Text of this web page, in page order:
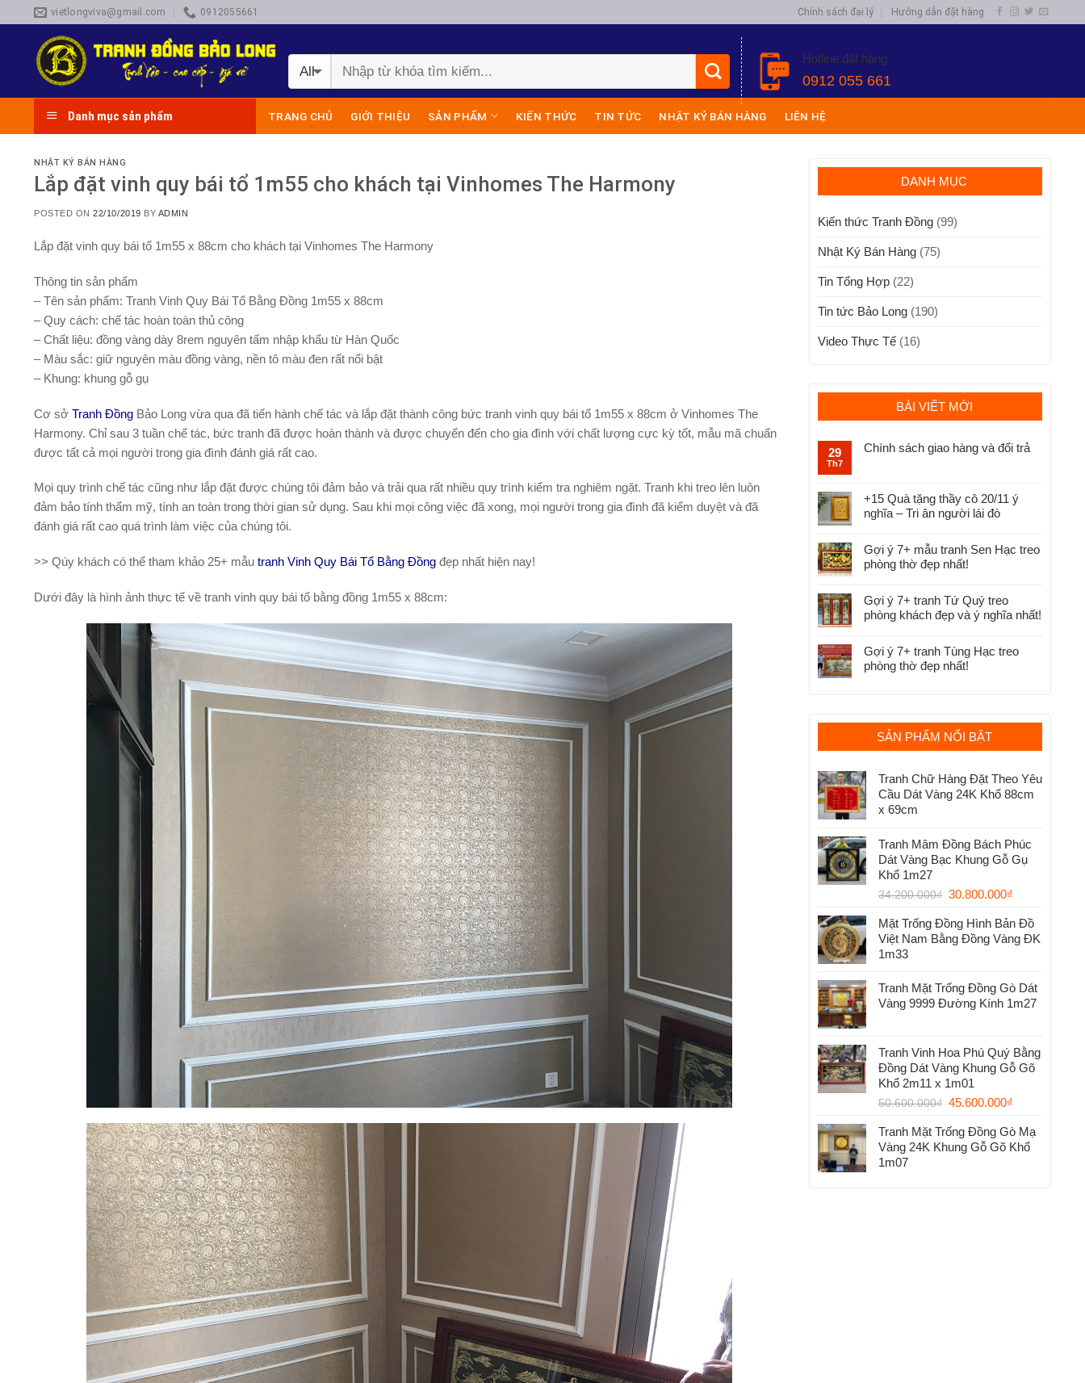
to
vietlongviva@gmail.com 0912055661 Chính sách đại lý Hướng dẫn đặt hàng
Hotline đặt hàng
0912 055 661
Danh mục sản phẩm TRANG CHỦ GIỚI THIỆU SẢN PHẨM KIẾN THỨC TIN TỨC NHẬT KÝ BÁN HÀNG LIÊN HỆ
NHẬT KÝ BÁN HÀNG
Lắp đặt vinh quy bái tổ 1m55 cho khách tại Vinhomes The Harmony
POSTED ON22/10/2019 BY ADMIN
Lắp đặt vinh quy bái tổ 1m55 x 88cm cho khách tại Vinhomes The Harmony
Thông tin sản phẩm
– Tên sản phẩm: Tranh Vinh Quy Bái Tổ Bằng Đồng 1m55 x 88cm
– Quy cách: chế tác hoàn toàn thủ công
– Chất liệu: đồng vàng dày 8rem nguyên tấm nhập khẩu từ Hàn Quốc
– Màu sắc: giữ nguyên màu đồng vàng, nền tô màu đen rất nổi bật
– Khung: khung gỗ gụ
Cơ sở Tranh Đồng Bảo Long vừa qua đã tiến hành chế tác và lắp đặt thành công bức tranh vinh quy bái tổ 1m55 x 88cm ở Vinhomes The
Harmony. Chỉ sau 3 tuần chế tác, bức tranh đã được hoàn thành và được chuyển đến cho gia đình với chất lượng cực kỳ tốt, mẫu mã chuẩn
được tất cả mọi người trong gia đình đánh giá rất cao.
Mọi quy trình chế tác cũng như lắp đặt được chúng tôi đảm bảo và trải qua rất nhiều quy trình kiểm tra nghiêm ngặt. Tranh khi treo lên luôn
đảm bảo tính thẩm mỹ, tính an toàn trong thời gian sử dụng. Sau khi mọi công việc đã xong, mọi người trong gia đình đã kiểm duyệt và đã
đánh giá rất cao quá trình làm việc của chúng tôi.
>> Qúy khách có thể tham khảo 25+ mẫu tranh Vinh Quy Bái Tổ Bằng Đồng đẹp nhất hiện nay!
Dưới đây là hình ảnh thực tế về tranh vinh quy bái tổ bằng đồng 1m55 x 88cm:
DANH MỤC
Kiến thức Tranh Đồng (99)
Nhật Ký Bán Hàng (75)
Tin Tổng Hợp (22)
Tin tức Bảo Long (190)
Video Thực Tế (16)
BÀI VIẾT MỚI
29
Th7
Chính sách giao hàng và đổi trả
+15 Quà tặng thầy cô 20/11 ý
nghĩa – Tri ân người lái đò
Gợi ý 7+ mẫu tranh Sen Hạc treo
phòng thờ đẹp nhất!
Gợi ý 7+ tranh Tứ Quý treo
phòng khách đẹp và ý nghĩa nhất!
Gợi ý 7+ tranh Tùng Hạc treo
phòng thờ đẹp nhất!
SẢN PHẨM NỔI BẬT
Tranh Chữ Hàng Đặt Theo Yêu
Cầu Dát Vàng 24K Khổ 88cm
x 69cm
Tranh Mâm Đồng Bách Phúc
Dát Vàng Bạc Khung Gỗ Gụ
Khổ 1m27
34.200.000₫ 30.800.000₫
Mặt Trống Đồng Hình Bản Đồ
Việt Nam Bằng Đồng Vàng ĐK
1m33
Tranh Mặt Trống Đồng Gò Dát
Vàng 9999 Đường Kính 1m27
Tranh Vinh Hoa Phú Quý Bằng
Đồng Dát Vàng Khung Gỗ Gõ
Khổ 2m11 x 1m01
50.600.000₫ 45.600.000₫
Tranh Mặt Trống Đồng Gò Mạ
Vàng 24K Khung Gỗ Gõ Khổ
1m07